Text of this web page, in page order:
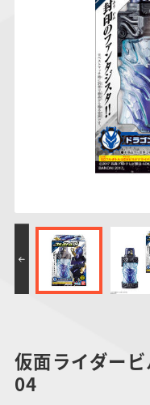
仮面ライダーシリー
PROJECT R.E.D.・
スーパー戦隊シリー
ズ
キャラパキ
つりグミ
に
仮面ライダー
04